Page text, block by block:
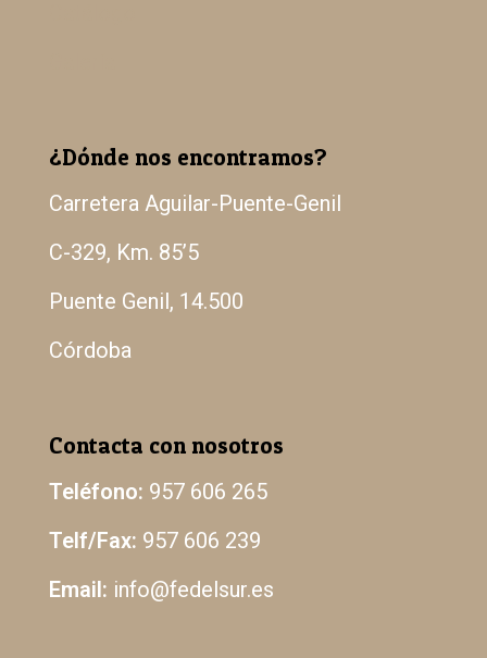
¿Dónde nos encontramos?
Carretera Aguilar-Puente-Genil
C-329, Km. 85’5
Puente Genil, 14.500
Córdoba
Contacta con nosotros
Teléfono: 957 606 265
Telf/Fax: 957 606 239
Email: info@fedelsur.es